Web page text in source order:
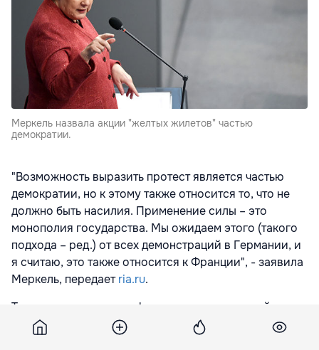
Меркель назвала акции "желтых жилетов" частью
демократии.
"Возможность выразить протест является частью
демократии, но к этому также относится то, что не
должно быть насилия. Применение силы – это
монополия государства. Мы ожидаем этого (такого
подхода – ред.) от всех демонстраций в Германии, и
я считаю, это также относится к Франции", - заявила
Меркель, передаетria.ru.
Трансляция пресс-конференции велась на сайте
Европейской комиссии.